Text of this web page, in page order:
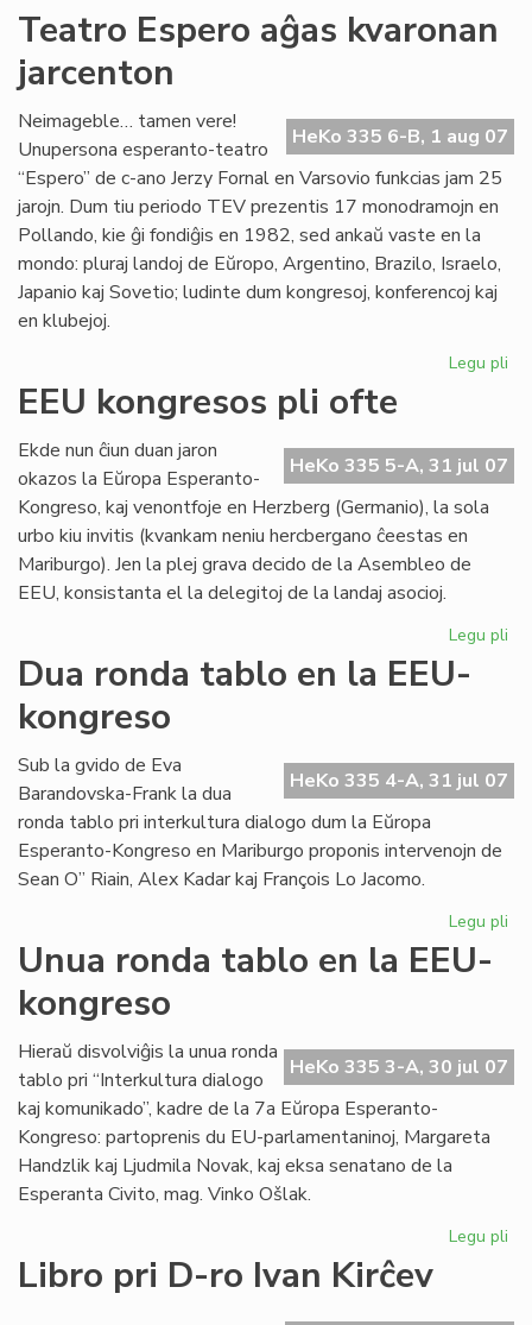
Teatro Espero aĝas kvaronan
jarcenton
HeKo 335 6-B, 1 aug 07
Neimageble… tamen vere!
Unupersona esperanto-teatro
“Espero” de c-ano Jerzy Fornal en Varsovio funkcias jam 25
jarojn. Dum tiu periodo TEV prezentis 17 monodramojn en
Pollando, kie ĝi fondiĝis en 1982, sed ankaŭ vaste en la
mondo: pluraj landoj de Eŭropo, Argentino, Brazilo, Israelo,
Japanio kaj Sovetio; ludinte dum kongresoj, konferencoj kaj
en klubejoj.
Legu pli
EEU kongresos pli ofte
HeKo 335 5-A, 31 jul 07
Ekde nun ĉiun duan jaron
okazos la Eŭropa Esperanto-
Kongreso, kaj venontfoje en Herzberg (Germanio), la sola
urbo kiu invitis (kvankam neniu hercbergano ĉeestas en
Mariburgo). Jen la plej grava decido de la Asembleo de
EEU, konsistanta el la delegitoj de la landaj asocioj.
Legu pli
Dua ronda tablo en la EEU-
kongreso
HeKo 335 4-A, 31 jul 07
Sub la gvido de Eva
Barandovska-Frank la dua
ronda tablo pri interkultura dialogo dum la Eŭropa
Esperanto-Kongreso en Mariburgo proponis intervenojn de
Sean O” Riain, Alex Kadar kaj François Lo Jacomo.
Legu pli
la
Unua ronda tablo en la EEU-
kongreso
HeKo 335 3-A, 30 jul 07
Hieraŭ disvolviĝis la unua ronda
tablo pri “Interkultura dialogo
kaj komunikado”, kadre de la 7a Eŭropa Esperanto-
Kongreso: partoprenis du EU-parlamentaninoj, Margareta
Handzlik kaj Ljudmila Novak, kaj eksa senatano de la
Esperanta Civito, mag. Vinko Ošlak.
Legu pli
Libro pri D-ro Ivan Kirĉev